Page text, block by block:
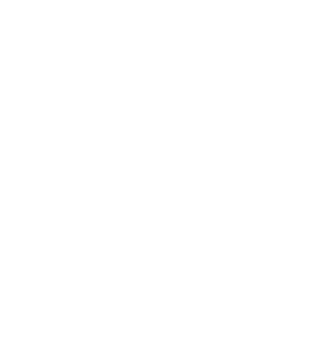
40x7mm